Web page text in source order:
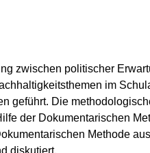
zwischen politischer
im
geführt. Die
der Dokumentarischen
Methode
diskutiert.